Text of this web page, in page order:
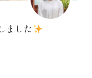
ました